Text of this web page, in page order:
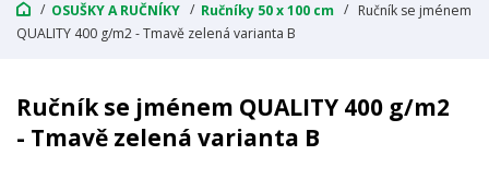
OSUŠKY A RUČNÍKY Ručníky 50 x 100 cm
Ručník se jménem
QUALITY 400 g/m2 - Tmavě zelená varianta B
Ručník se jménem QUALITY 400 g/m2
- Tmavě zelená varianta B